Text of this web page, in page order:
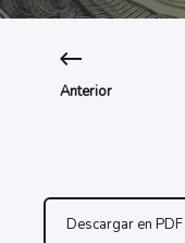
Anterior
Descargar en PDF